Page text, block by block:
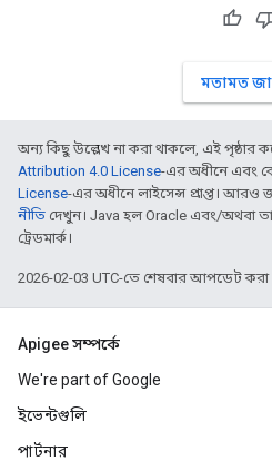
মতামত
অন্য কিছু উল্লেখ না করা থাকলে, এই পৃষ্ঠার
Attribution 4.0 License-এর অধীনে এবং
License-এর অধীনে লাইসেন্স প্রাপ্ত। আরও
নীতি দেখুন। Java হল Oracle এবং/অথবা
ট্রেডমার্ক।
2026-02-03 UTC-তে শেষবার আপডেট করা
Apigee সম্পর্কে
We're part of Google
ইভেন্টগুলি
পার্টনার